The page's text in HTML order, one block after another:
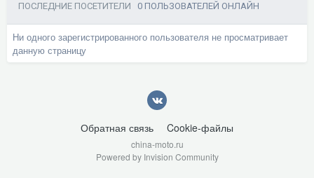
ПОСЛЕДНИЕ ПОСЕТИТЕЛИ 0 ПОЛЬЗОВАТЕЛЕЙ ОНЛАЙН
Ни одного зарегистрированного пользователя не просматривает
данную страницу
Обратная связь Cookie-файлы
china-moto.ru
Powered by Invision Community